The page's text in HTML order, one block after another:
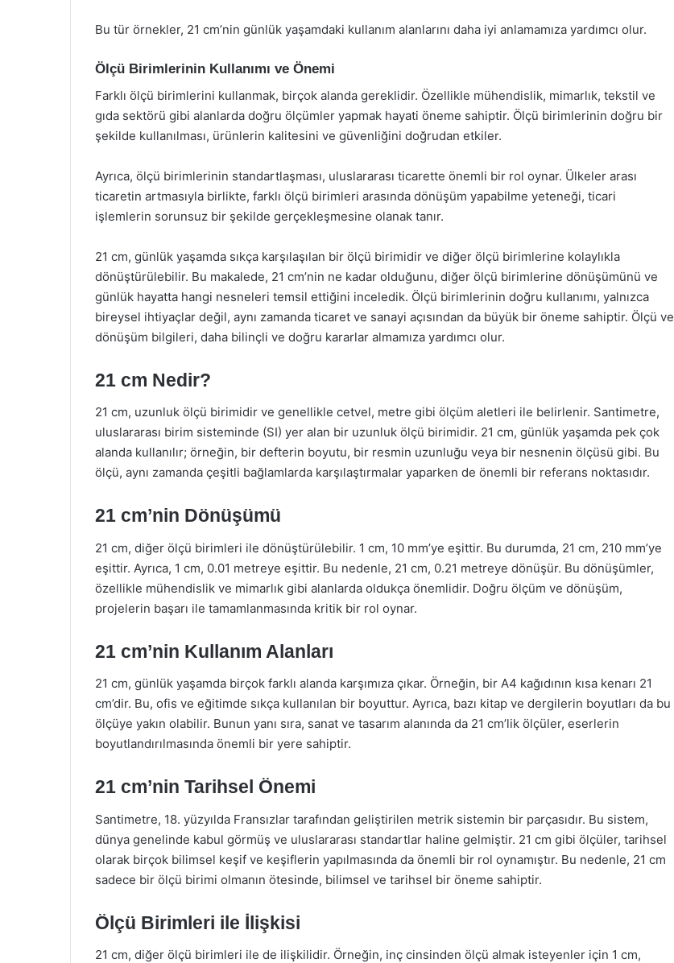
Bu tür örnekler, 21 cm’nin günlük yaşamdaki kullanım alanlarını daha iyi anlamamıza yardımcı olur.
Ölçü Birimlerinin Kullanımı ve Önemi
Farklı ölçü birimlerini kullanmak, birçok alanda gereklidir. Özellikle mühendislik, mimarlık, tekstil ve
gıda sektörü gibi alanlarda doğru ölçümler yapmak hayati öneme sahiptir. Ölçü birimlerinin doğru bir
şekilde kullanılması, ürünlerin kalitesini ve güvenliğini doğrudan etkiler.
Ayrıca, ölçü birimlerinin standartlaşması, uluslararası ticarette önemli bir rol oynar. Ülkeler arası
ticaretin artmasıyla birlikte, farklı ölçü birimleri arasında dönüşüm yapabilme yeteneği, ticari
işlemlerin sorunsuz bir şekilde gerçekleşmesine olanak tanır.
21 cm, günlük yaşamda sıkça karşılaşılan bir ölçü birimidir ve diğer ölçü birimlerine kolaylıkla
dönüştürülebilir. Bu makalede, 21 cm’nin ne kadar olduğunu, diğer ölçü birimlerine dönüşümünü ve
günlük hayatta hangi nesneleri temsil ettiğini inceledik. Ölçü birimlerinin doğru kullanımı, yalnızca
bireysel ihtiyaçlar değil, aynı zamanda ticaret ve sanayi açısından da büyük bir öneme sahiptir. Ölçü ve
dönüşüm bilgileri, daha bilinçli ve doğru kararlar almamıza yardımcı olur.
21 cm Nedir?
21 cm, uzunluk ölçü birimidir ve genellikle cetvel, metre gibi ölçüm aletleri ile belirlenir. Santimetre,
uluslararası birim sisteminde (SI) yer alan bir uzunluk ölçü birimidir. 21 cm, günlük yaşamda pek çok
alanda kullanılır; örneğin, bir defterin boyutu, bir resmin uzunluğu veya bir nesnenin ölçüsü gibi. Bu
ölçü, aynı zamanda çeşitli bağlamlarda karşılaştırmalar yaparken de önemli bir referans noktasıdır.
21 cm’nin Dönüşümü
21 cm, diğer ölçü birimleri ile dönüştürülebilir. 1 cm, 10 mm’ye eşittir. Bu durumda, 21 cm, 210 mm’ye
eşittir. Ayrıca, 1 cm, 0.01 metreye eşittir. Bu nedenle, 21 cm, 0.21 metreye dönüşür. Bu dönüşümler,
özellikle mühendislik ve mimarlık gibi alanlarda oldukça önemlidir. Doğru ölçüm ve dönüşüm,
projelerin başarı ile tamamlanmasında kritik bir rol oynar.
21 cm’nin Kullanım Alanları
21 cm, günlük yaşamda birçok farklı alanda karşımıza çıkar. Örneğin, bir A4 kağıdının kısa kenarı 21
cm’dir. Bu, ofis ve eğitimde sıkça kullanılan bir boyuttur. Ayrıca, bazı kitap ve dergilerin boyutları da bu
ölçüye yakın olabilir. Bunun yanı sıra, sanat ve tasarım alanında da 21 cm’lik ölçüler, eserlerin
boyutlandırılmasında önemli bir yere sahiptir.
21 cm’nin Tarihsel Önemi
Santimetre, 18. yüzyılda Fransızlar tarafından geliştirilen metrik sistemin bir parçasıdır. Bu sistem,
dünya genelinde kabul görmüş ve uluslararası standartlar haline gelmiştir. 21 cm gibi ölçüler, tarihsel
olarak birçok bilimsel keşif ve keşiflerin yapılmasında da önemli bir rol oynamıştır. Bu nedenle, 21 cm
sadece bir ölçü birimi olmanın ötesinde, bilimsel ve tarihsel bir öneme sahiptir.
Ölçü Birimleri ile İlişkisi
21 cm, diğer ölçü birimleri ile de ilişkilidir. Örneğin, inç cinsinden ölçü almak isteyenler için 1 cm,